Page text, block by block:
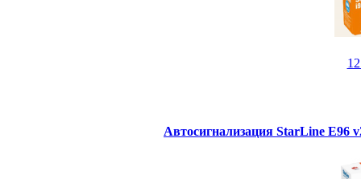
Автосигнализация StarLine E96